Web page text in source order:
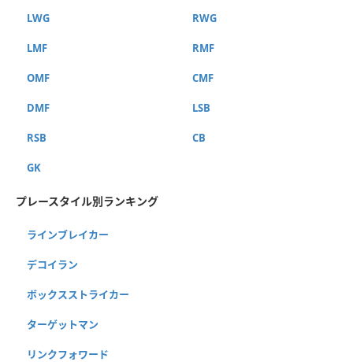
LWG RWG
LMF RMF
OMF CMF
DMF LSB
RSB CB
GK
プレースタイル別ランキング
ラインブレイカー
デコイラン
ボックスストライカー
ターゲットマン
リンクフォワード